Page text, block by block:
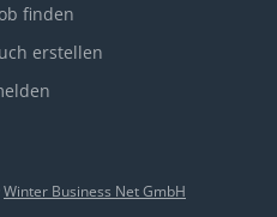
finden
erstellen
Winter Business Net GmbH